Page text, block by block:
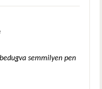
semmilyen pen